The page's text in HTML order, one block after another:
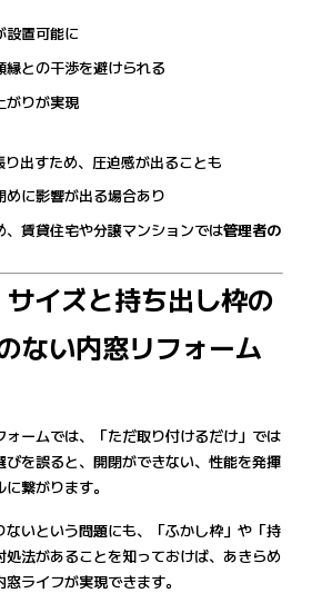
設置可能に
縁との干渉を避けられる
がりが実現
出すため、圧迫感が出ることも
めに影響が出る場合あり
、賃貸住宅や分譲マンションでは管理者の
イズと持ち出し枠の
ない内窓リフォーム
ォームでは、「ただ取り付けるだけ」では
びを誤ると、開閉ができない、性能を発揮
繋がります。
ないという問題にも、「ふかし枠」や「持
処法があることを知っておけば、あきらめ
ライフが実現できます。